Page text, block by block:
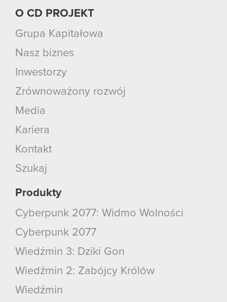
O CD PROJEKT
Grupa Kapitałowa
Nasz biznes
Inwestorzy
Zrównoważony rozwój
Media
Kariera
Kontakt
Szukaj
Produkty
Cyberpunk 2077: Widmo Wolności
Cyberpunk 2077
Wiedźmin 3: Dziki Gon
Wiedźmin 2: Zabójcy Królów
Wiedźmin